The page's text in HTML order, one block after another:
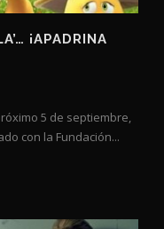
¡APADRINA
5 de septiembre,
con la Fundación...